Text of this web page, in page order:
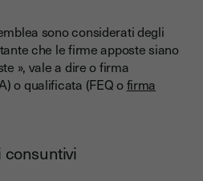
sono considerati degli
che le firme apposte siano
», vale a dire o firma
o qualificata (FEQ ofirma
consuntivi